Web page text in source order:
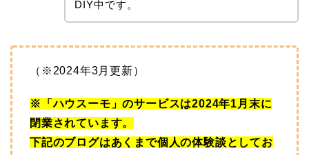
DIY中です。
（※2024年3月更新）
※「ハウスーモ」のサービスは2024年1月末に
閉業されています。
下記のブログはあくまで個人の体験談としてお